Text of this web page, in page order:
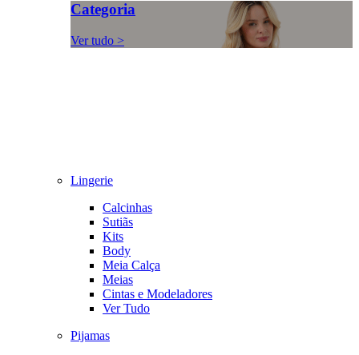
Categoria
Ver tudo >
Lingerie
Calcinhas
Sutiãs
Kits
Body
Meia Calça
Meias
Cintas e Modeladores
Ver Tudo
Pijamas